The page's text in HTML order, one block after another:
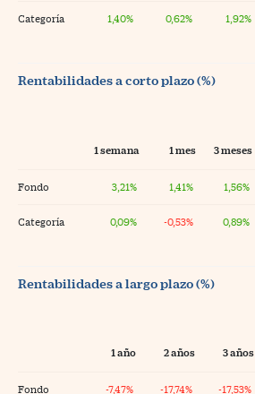
Categoría 1,40% 0,62% 1,92%
Rentabilidades a corto plazo (%)
1 semana 1 mes 3 meses
Fondo 3,21% 1,41% 1,56%
Categoría 0,09% -0,53% 0,89%
Rentabilidades a largo plazo (%)
1 año 2 años 3 años
Fondo -7,47% -17,74% -17,53%